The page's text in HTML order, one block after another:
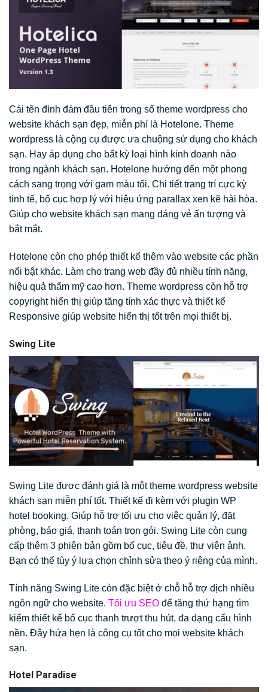
Cái tên đình đám đầu tiên trong số theme wordpress cho
website khách sạn đẹp, miễn phí là Hotelone. Theme
wordpress là cộng cụ được ưa chuộng sử dụng cho khách
sạn. Hay áp dụng cho bất kỳ loại hình kinh doanh nào
trong ngành khách sạn. Hotelone hướng đến một phong
cách sang trọng với gam màu tối. Chi tiết trang trí cực kỳ
tinh tế, bố cục hợp lý với hiệu ứng parallax xen kẽ hài hòa.
Giúp cho website khách sạn mang dáng vẻ ấn tượng và
bắt mắt.
Hotelone còn cho phép thiết kế thêm vào website các phần
nổi bật khác. Làm cho trang web đầy đủ nhiều tính năng,
hiệu quả thẩm mỹ cao hơn. Theme wordpress còn hỗ trợ
copyright hiển thị giúp tăng tính xác thực và thiết kế
Responsive giúp website hiển thị tốt trên mọi thiết bị.
Swing Lite
Swing Lite được đánh giá là một theme wordpress website
khách sạn miễn phí tốt. Thiết kế đi kèm với plugin WP
hotel booking. Giúp hỗ trợ tối ưu cho việc quản lý, đặt
phòng, báo giá, thanh toán trọn gói. Swing Lite còn cung
cấp thêm 3 phiên bản gồm bố cục, tiêu đề, thư viện ảnh.
Bạn có thể tùy ý lựa chọn chỉnh sửa theo ý riêng của mình.
Tính năng Swing Lite còn đặc biệt ở chỗ hỗ trợ dịch nhiều
ngôn ngữ cho website. Tối ưu SEO để tăng thứ hạng tìm
kiếm thiết kế bố cục thanh trượt thu hút, đa dạng cấu hình
nền. Đây hứa hẹn là công cụ tốt cho mọi website khách
sạn.
Hotel Paradise